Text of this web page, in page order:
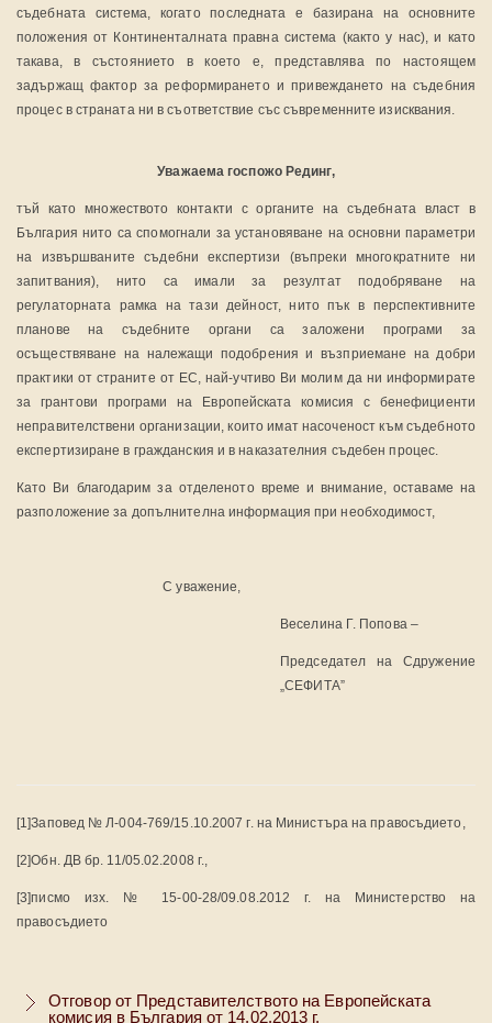
съдебната система, когато последната е базирана на основните
положения от Континенталната правна система (както у нас), и като
такава, в състоянието в което е, представлява по настоящем
задържащ фактор за реформирането и привеждането на съдебния
процес в страната ни в съответствие със съвременните изисквания.
Уважаема госпожо Рединг,
тъй като множеството контакти с органите на съдебната власт в
България нито са спомогнали за установяване на основни параметри
на извършваните съдебни експертизи (въпреки многократните ни
запитвания), нито са имали за резултат подобряване на
регулаторната рамка на тази дейност, нито пък в перспективните
планове на съдебните органи са заложени програми за
осъществяване на належащи подобрения и възприемане на добри
практики от страните от ЕС, най-учтиво Ви молим да ни информирате
за грантови програми на Европейската комисия с бенефициенти
неправителствени организации, които имат насоченост към съдебното
експертизиране в гражданския и в наказателния съдебен процес.
Като Ви благодарим за отделеното време и внимание, оставаме на
разположение за допълнителна информация при необходимост,
С уважение,
Веселина Г. Попова –
Председател на Сдружение
„СЕФИТА”
[1]Заповед № Л-004-769/15.10.2007 г. на Министъра на правосъдието,
[2]Обн. ДВ бр. 11/05.02.2008 г.,
[3]писмо изх. № 15-00-28/09.08.2012 г. на Министерство на
правосъдието
Отговор от Представителството на Европейската
комисия в България от 14.02.2013 г.